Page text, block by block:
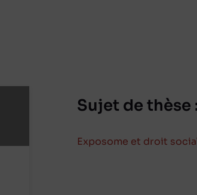
Sujet de thèse
Exposome et droit